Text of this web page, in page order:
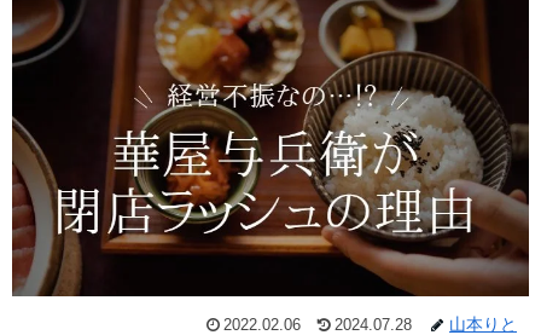
2022.02.06 2024.07.28 山本りと